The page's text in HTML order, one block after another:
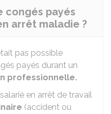
congés payés
arrêt maladie ?
pas possible
payés durant un
professionnelle.
en arrêt de travail
(accident ou